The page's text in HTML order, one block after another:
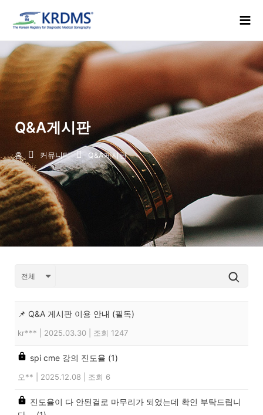
건
너
뛰
기
Q&A게시판
홈 커뮤니티 Q&A게시판
📌 Q&A 게시판 이용 안내 (필독)
kr*** 2025.03.30 조회 1247
spi cme 강의 진도율 (1)
오** 2025.12.08 조회 6
진도율이 다 안된걸로 마무리가 되었는데 확인 부탁드립니